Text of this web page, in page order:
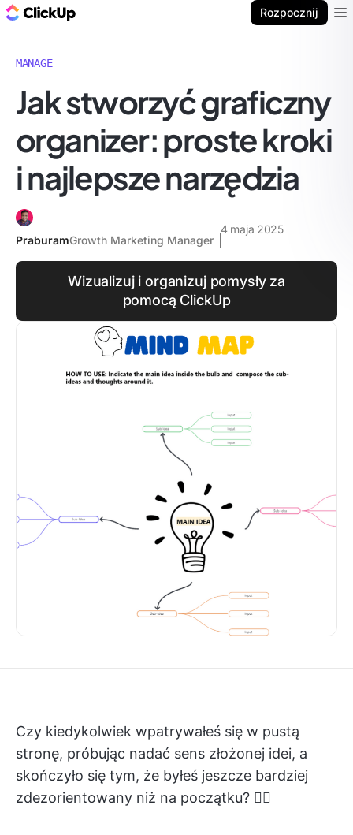
Rozpocznij
MANAGE
Jak stworzyć graficzny
organizer: proste kroki
i najlepsze narzędzia
PraburamGrowth Marketing Manager
4 maja 2025
Wizualizuj i organizuj pomysły za
pomocą ClickUp
Czy kiedykolwiek wpatrywałeś się w pustą
stronę, próbując nadać sens złożonej idei, a
skończyło się tym, że byłeś jeszcze bardziej
zdezorientowany niż na początku? 😵‍💫